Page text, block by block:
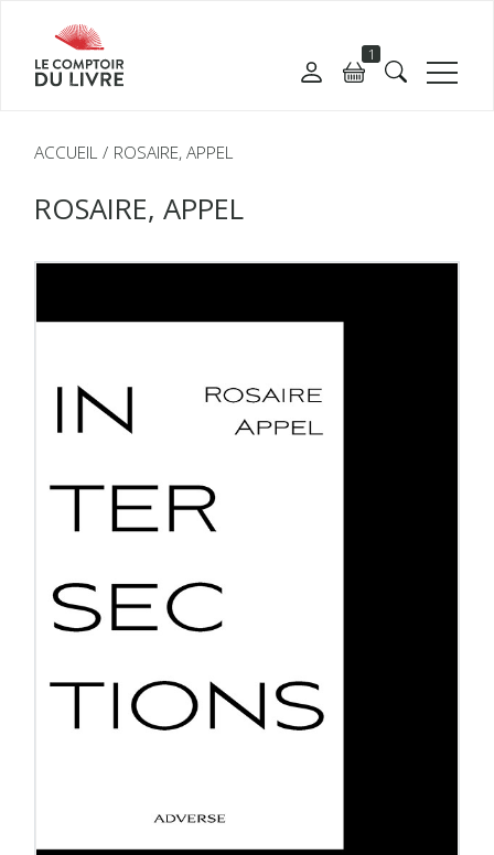
1
ACCUEIL ROSAIRE, APPEL
ROSAIRE, APPEL